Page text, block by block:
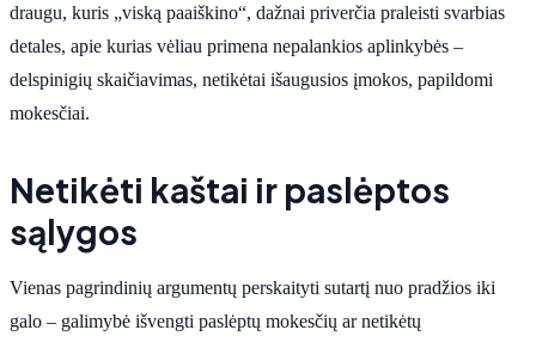
draugu, kuris „viską paaiškino“, dažnai priverčia praleisti svarbias
detales, apie kurias vėliau primena nepalankios aplinkybės –
delspinigių skaičiavimas, netikėtai išaugusios įmokos, papildomi
mokesčiai.
Netikėti kaštai ir paslėptos
sąlygos
Vienas pagrindinių argumentų perskaityti sutartį nuo pradžios iki
galo – galimybė išvengti paslėptų mokesčių ar netikėtų